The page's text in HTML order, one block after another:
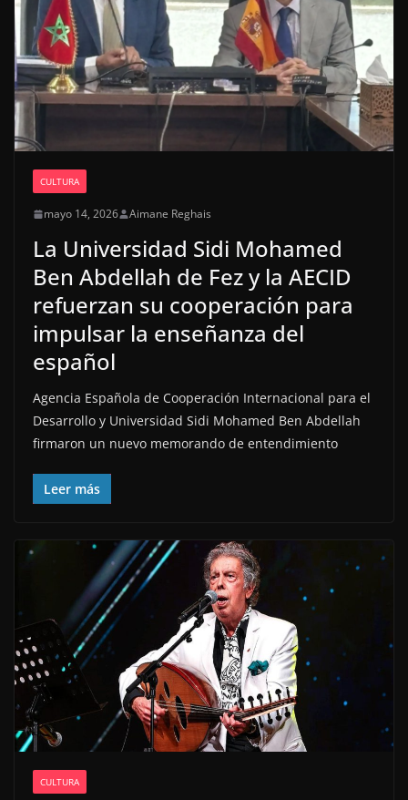
CULTURA
mayo 14, 2026 Aimane Reghais
La Universidad Sidi Mohamed
Ben Abdellah de Fez y la AECID
refuerzan su cooperación para
impulsar la enseñanza del
español
Agencia Española de Cooperación Internacional para el
Desarrollo y Universidad Sidi Mohamed Ben Abdellah
firmaron un nuevo memorando de entendimiento
Leer más
CULTURA